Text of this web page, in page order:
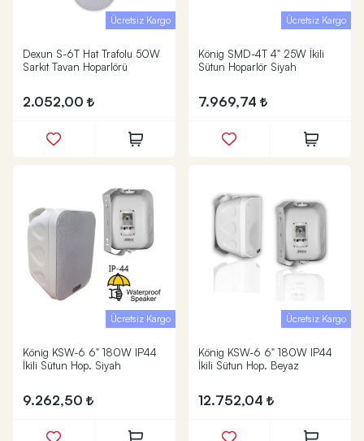
Ücretsiz Kargo
Dexun S-6T Hat Trafolu 50W
Sarkıt Tavan Hoparlörü
2.052,00
Ücretsiz Kargo
König SMD-4T 4" 25W İkili
Sütun Hoparlör Siyah
7.969,74
Ücretsiz Kargo
König KSW-6 6" 180W IP44
İkili Sütun Hop. Siyah
9.262,50
Ücretsiz Kargo
König KSW-6 6" 180W IP44
İkili Sütun Hop. Beyaz
12.752,04